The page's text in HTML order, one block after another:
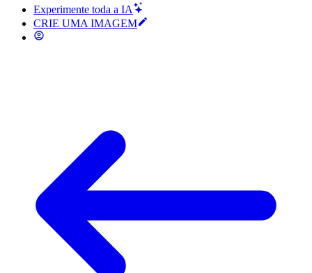
Experimente toda a IA
CRIE UMA IMAGEM